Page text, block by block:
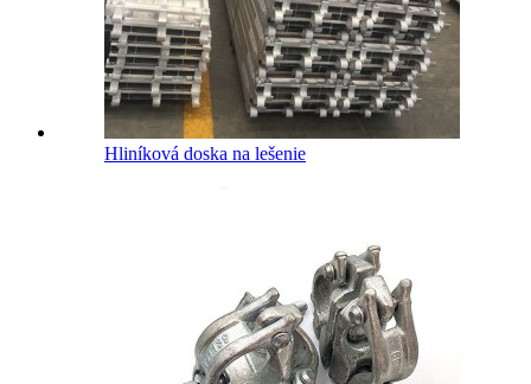
Hliníková doska na lešenie